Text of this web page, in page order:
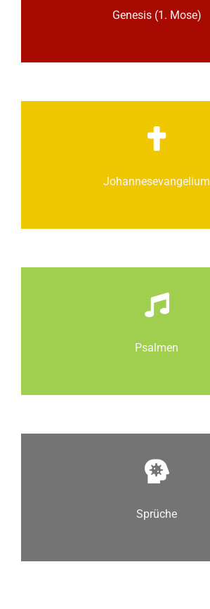
Genesis (1. Mose)
Johannes­­evangelium
Psalmen
Sprüche